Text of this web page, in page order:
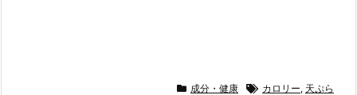
成分・健康 カロリー, 天ぷら